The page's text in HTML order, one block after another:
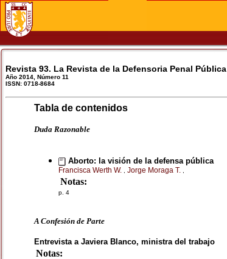
Revista 93. La Revista de la Defensoria Penal Pública
Año 2014, Número 11
ISSN: 0718-8684
Tabla de contenidos
Duda Razonable
Aborto: la visión de la defensa pública
Francisca Werth W. Jorge Moraga T.
Notas:
p. 4
A Confesión de Parte
Entrevista a Javiera Blanco, ministra del trabajo
Notas: